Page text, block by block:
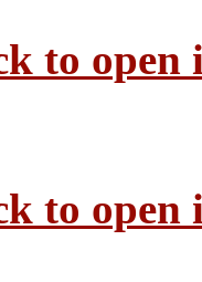
to open
to open